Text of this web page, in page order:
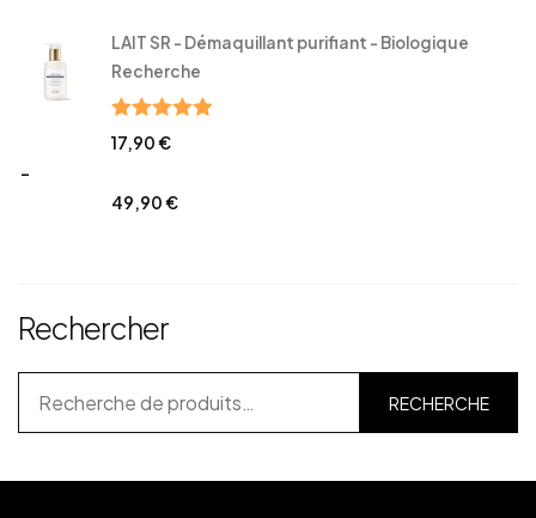
LAIT SR - Démaquillant purifiant - Biologique
Recherche
Note5.00
17,90€
–
49,90€
Rechercher
RECHERCHE